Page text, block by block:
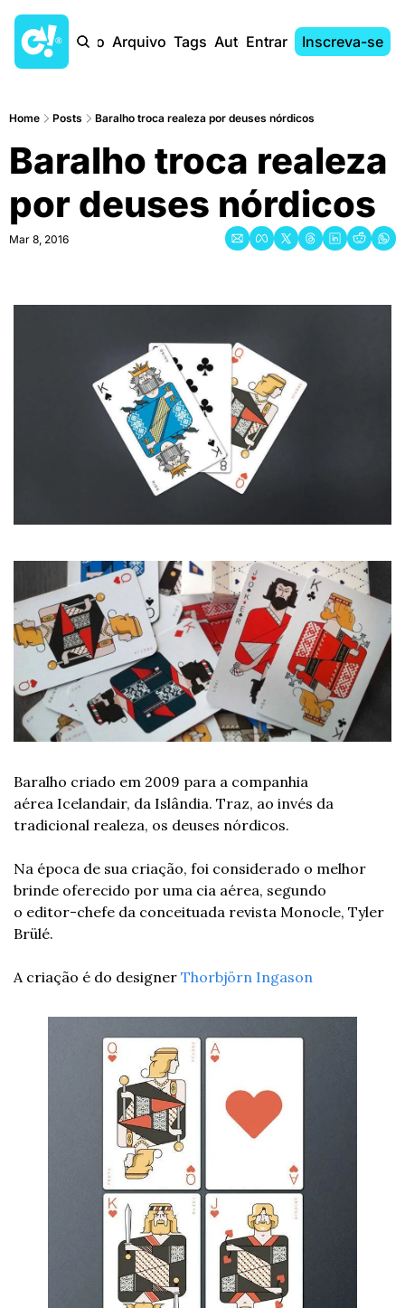
Início Arquivo Tags AutoresEntrar Inscreva-se
Home Posts Baralho troca realeza por deuses nórdicos
Baralho troca realeza
por deuses nórdicos
Mar 8, 2016
Baralho criado em 2009 para a companhia
aérea Icelandair, da Islândia. Traz, ao invés da
tradicional realeza, os deuses nórdicos.
Na época de sua criação, foi considerado o melhor
brinde oferecido por uma cia aérea, segundo
o editor-chefe da conceituada revista Monocle, Tyler
Brülé.
A criação é do designer Thorbjörn Ingason